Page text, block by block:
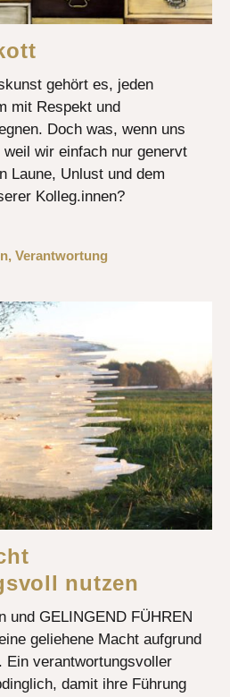
gehört es, jeden
mit Respekt und
Doch was, wenn uns
wir einfach nur genervt
Laune, Unlust und dem
Kolleg.innen?
, Verantwortung
nutzen
und GELINGEND FÜHREN
geliehene Macht aufgrund
Ein verantwortungsvoller
damit ihre Führung